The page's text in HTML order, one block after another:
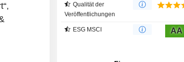
Qualität der
Veröffentlichungen
ESG MSCI AA